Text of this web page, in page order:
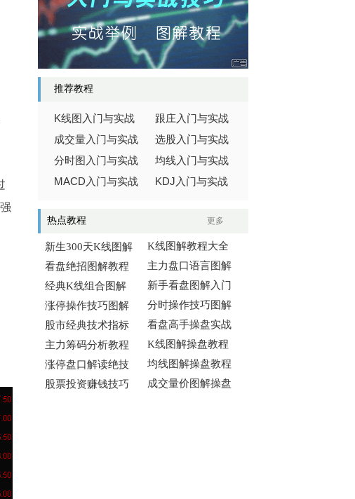
推荐教程
K线图入门与实战
成交量入门与实战
分时图入门与实战
MACD 入门与实战
跟庄入门与实战
选股入门与实战
均线入门与实战
KDJ 入门与实战
热点教程 更多
新生300天K线图解
看盘绝招图解教程
经典K线组合图解
涨停操作技巧图解
股市经典技术指标
主力筹码分析教程
涨停盘口解读绝技
股票投资赚钱技巧
K线图解教程大全
主力盘口语言图解
新手看盘图解入门
分时操作技巧图解
看盘高手操盘实战
K线图解操盘教程
均线图解操盘教程
成交量价图解操盘